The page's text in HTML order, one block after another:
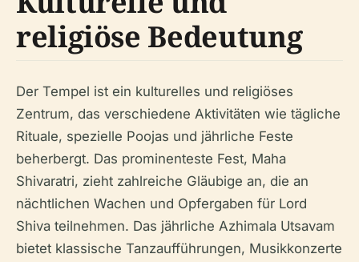
religiöse Bedeutung
Der Tempel ist ein kulturelles und religiöses
Zentrum, das verschiedene Aktivitäten wie tägliche
Rituale, spezielle Poojas und jährliche Feste
beherbergt. Das prominenteste Fest, Maha
Shivaratri, zieht zahlreiche Gläubige an, die an
nächtlichen Wachen und Opfergaben für Lord
Shiva teilnehmen. Das jährliche Azhimala Utsavam
bietet klassische Tanzaufführungen, Musikkonzerte